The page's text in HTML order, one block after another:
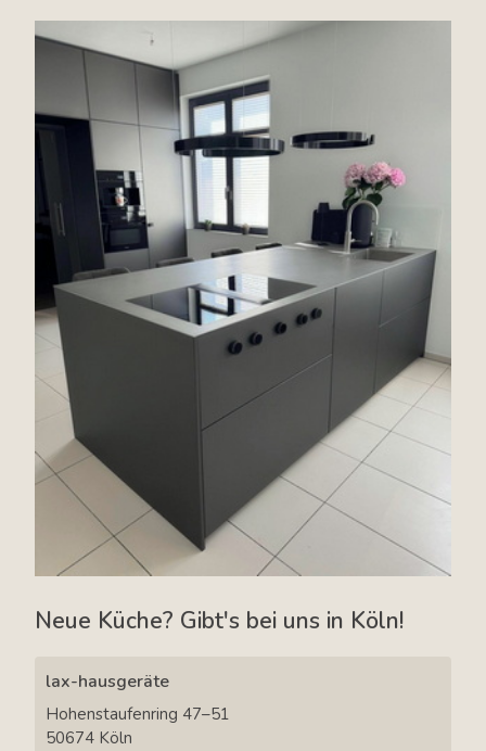
Neue Küche? Gibt's bei uns in Köln!
lax-hausgeräte
Hohenstaufenring 47–51
50674 Köln